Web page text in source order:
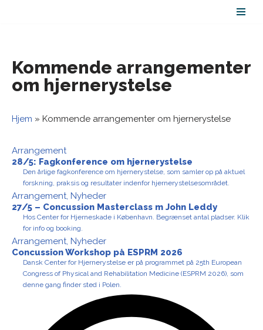
indhold
Kommende arrangementer
om hjernerystelse
Hjem » Kommende arrangementer om hjernerystelse
Arrangement
28/5: Fagkonference om hjernerystelse
Den årlige fagkonference om hjernerystelse, som samler op på aktuel
forskning, praksis og resultater indenfor hjernerystelsesområdet.
Arrangement, Nyheder
27/5 – Concussion Masterclass m John Leddy
Hos Center for Hjerneskade i København. Begrænset antal pladser. Klik
for info og booking.
Arrangement, Nyheder
Concussion Workshop på ESPRM 2026
Dansk Center for Hjernerystelse er på programmet på 25th European
Congress of Physical and Rehabilitation Medicine (ESPRM 2026), som
denne gang finder sted i Polen.